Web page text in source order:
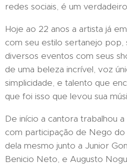
redes sociais, é um
Hoje ao 22 anos a artista já
com seu estilo sertanejo pop,
diversos eventos com seus
de uma beleza incrível, voz
simplicidade, e talento que
que foi isso que levou sua
De início a cantora trabalhou a
com participação de Nego
dela mesmo junto a Junior
Benicio Neto, e Augusto